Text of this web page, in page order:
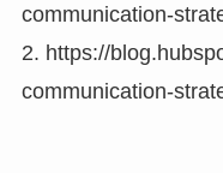
communication-
2. https://
communication-